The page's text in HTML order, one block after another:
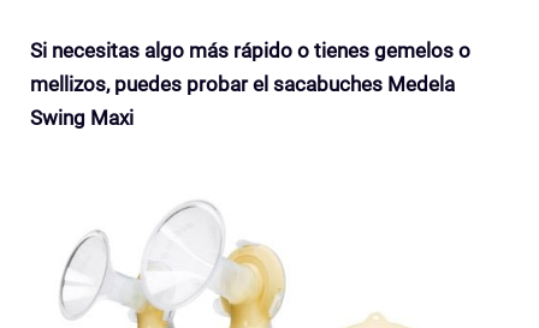
Si necesitas algo más rápido o tienes gemelos o
mellizos, puedes probar el sacabuches Medela
Swing Maxi